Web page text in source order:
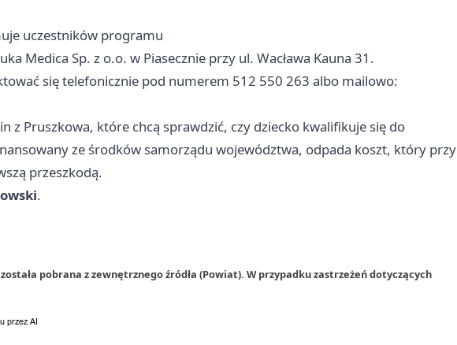
uczestników programu
Medica Sp. z o.o. w Piasecznie przy ul. Wacława Kauna 31.
się telefonicznie pod numerem 512 550 263 albo mailowo:
z Pruszkowa, które chcą sprawdzić, czy dziecko kwalifikuje się do
ze środków samorządu województwa, odpada koszt, który przy
przeszkodą.
.
pobrana z zewnętrznego źródła (Powiat). W przypadku zastrzeżeń dotyczących